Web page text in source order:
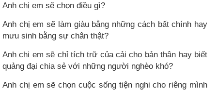
Anh chị em sẽ chọn điều gì?
Anh chị em sẽ làm giàu bằng những cách bất chính hay
mưu sinh bằng sự chân thật?
Anh chị em sẽ chỉ tích trữ của cải cho bản thân hay biết
quảng đại chia sẻ với những người nghèo khó?
Anh chị em sẽ chọn cuộc sống tiện nghi cho riêng mình